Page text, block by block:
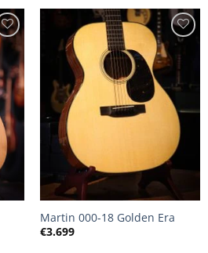
Martin 000-18 Golden Era
€3.699